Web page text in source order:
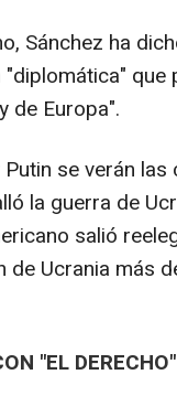
Sánchez ha
"diplomática"
de Europa".
se verán
la guerra de
salió
de Ucrania más
"EL